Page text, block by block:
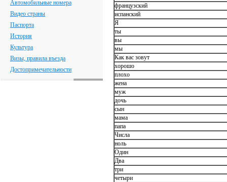
Автомобильные номера
Видео страны
Паспорта
История
Культура
Визы, правила въезда
Достопримечательности
французский
испанский
Я
ты
вы
мы
Как вас зовут
хорошо
плохо
жена
муж
дочь
сын
мама
папа
Числа
ноль
Один
Два
три
четыри